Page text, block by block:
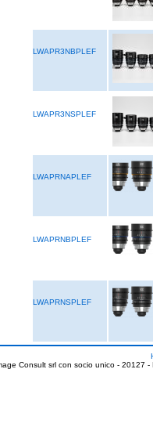
LWAPR3NBPLEF
LWAPR3NSPLEF
LWAPRNAPLEF
LWAPRNBPLEF
LWAPRNSPLEF
Consult srl con socio unico - 20127